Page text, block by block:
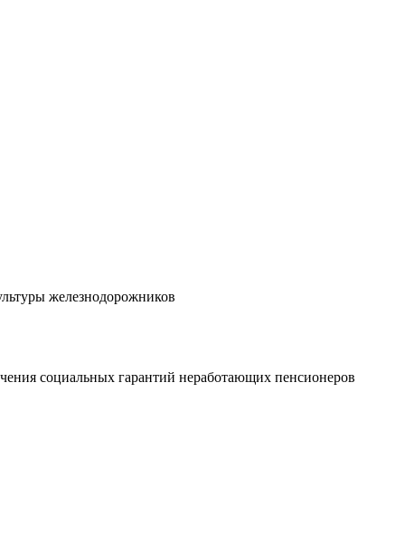
железнодорожников
социальных гарантий неработающих пенсионеров